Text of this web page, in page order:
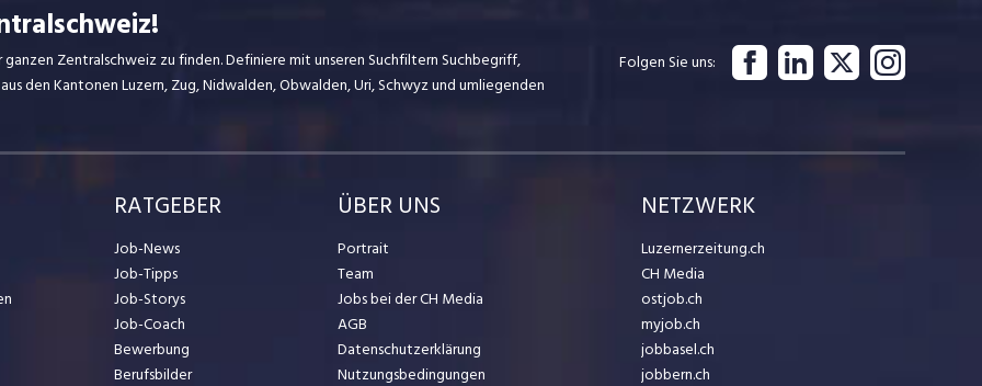
Zentralschweiz zu finden. Definiere mit unseren Suchfiltern Suchbegriff,
den Kantonen Luzern, Zug, Nidwalden, Obwalden, Uri, Schwyz und umliegenden
Folgen Sie uns
RATGEBER
Job-News
Job-Tipps
Job-Storys
Job-Coach
Bewerbung
Berufsbilder
ÜBER UNS
Portrait
Team
Jobs bei der CH Media
AGB
Datenschutzerklärung
Nutzungsbedingungen
NETZWERK
Luzernerzeitung.ch
CH Media
ostjob.ch
myjob.ch
jobbasel.ch
jobbern.ch